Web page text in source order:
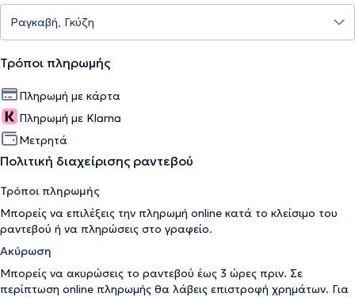
Τρόποι πληρωμής
Πληρωμή με κάρτα
Πληρωμή με Klarna
Μετρητά
Πολιτική διαχείρισης ραντεβού
Τρόποι πληρωμής
Μπορείς να επιλέξεις την πληρωμή online κατά το κλείσιμο του
ραντεβού ή να πληρώσεις στο γραφείο.
Ακύρωση
Μπορείς να ακυρώσεις το ραντεβού έως 3 ώρες πριν. Σε
περίπτωση online πληρωμής θα λάβεις επιστροφή χρημάτων. Για